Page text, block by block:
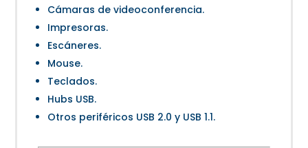
Cámaras de videoconferencia.
Impresoras.
Escáneres.
Mouse.
Teclados.
Hubs USB.
Otros periféricos USB 2.0 y USB 1.1.